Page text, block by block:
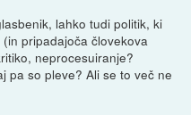
lahko tudi politik, ki
pripadajoča človekova
neprocesuiranje?
pa so pleve? Ali se to več ne